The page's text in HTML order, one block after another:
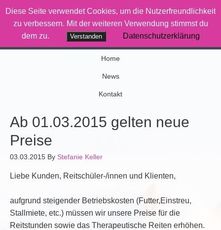
Therapiereiten-Saar
Wenn Pferde was bewegen
Home
News
Kontakt
Ab 01.03.2015 gelten neue
Preise
03.03.2015 By Stefanie Keller
Liebe Kunden, Reitschüler-/innen und Klienten,
aufgrund steigender Betriebskosten (Futter,Einstreu,
Stallmiete, etc.) müssen wir unsere Preise für die
Reitstunden sowie das Therapeutische Reiten erhöhen.
Diese Seite verwendet Cookies, um die Nutzerfreundlichkeit
zu verbessern. Mit der weiteren Verwendung stimmst du
dem zu.
Verstanden Datenschutzerklärung